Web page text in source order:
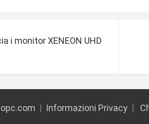
i monitor XENEON UHD
Informazioni Privacy